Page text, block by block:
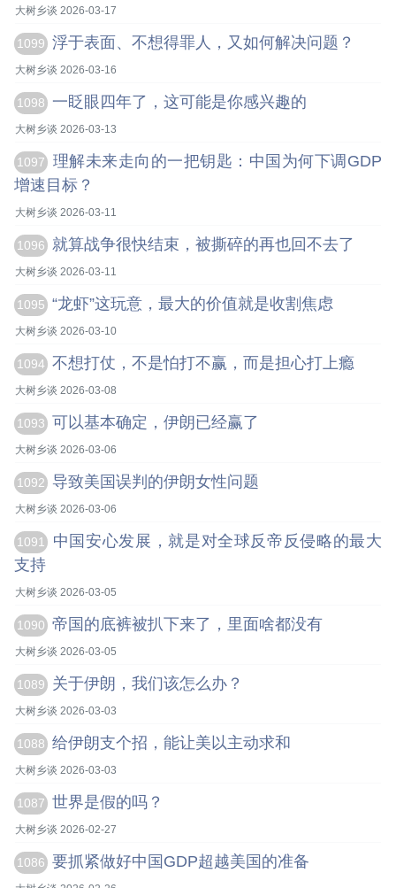
大树乡谈 2026-03-17
1099 浮于表面、不想得罪人，又如何解决问题？
大树乡谈 2026-03-16
1098 一眨眼四年了，这可能是你感兴趣的
大树乡谈 2026-03-13
1097
理解未来走向的一把钥匙：中国为何下调GDP
增速目标？
大树乡谈 2026-03-11
1096 就算战争很快结束，被撕碎的再也回不去了
大树乡谈 2026-03-11
1095 “龙虾”这玩意，最大的价值就是收割焦虑
大树乡谈 2026-03-10
1094 不想打仗，不是怕打不赢，而是担心打上瘾
大树乡谈 2026-03-08
1093 可以基本确定，伊朗已经赢了
大树乡谈 2026-03-06
1092 导致美国误判的伊朗女性问题
大树乡谈 2026-03-06
1091
中国安心发展，就是对全球反帝反侵略的最大
支持
大树乡谈 2026-03-05
1090 帝国的底裤被扒下来了，里面啥都没有
大树乡谈 2026-03-05
1089 关于伊朗，我们该怎么办？
大树乡谈 2026-03-03
1088 给伊朗支个招，能让美以主动求和
大树乡谈 2026-03-03
1087 世界是假的吗？
大树乡谈 2026-02-27
1086 要抓紧做好中国GDP超越美国的准备